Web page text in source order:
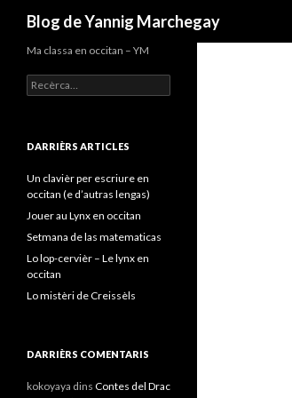
Blog de Yannig Marchegay
Ma classa en occitan – YM
Recercar :
DARRIÈRS ARTICLES
Un clavièr per escriure en
occitan (e d’autras lengas)
Jouer au Lynx en occitan
Setmana de las matematicas
Lo lop-cervièr – Le lynx en
occitan
Lo mistèri de Creissèls
DARRIÈRS COMENTARIS
kokoyaya dins Contes del Drac